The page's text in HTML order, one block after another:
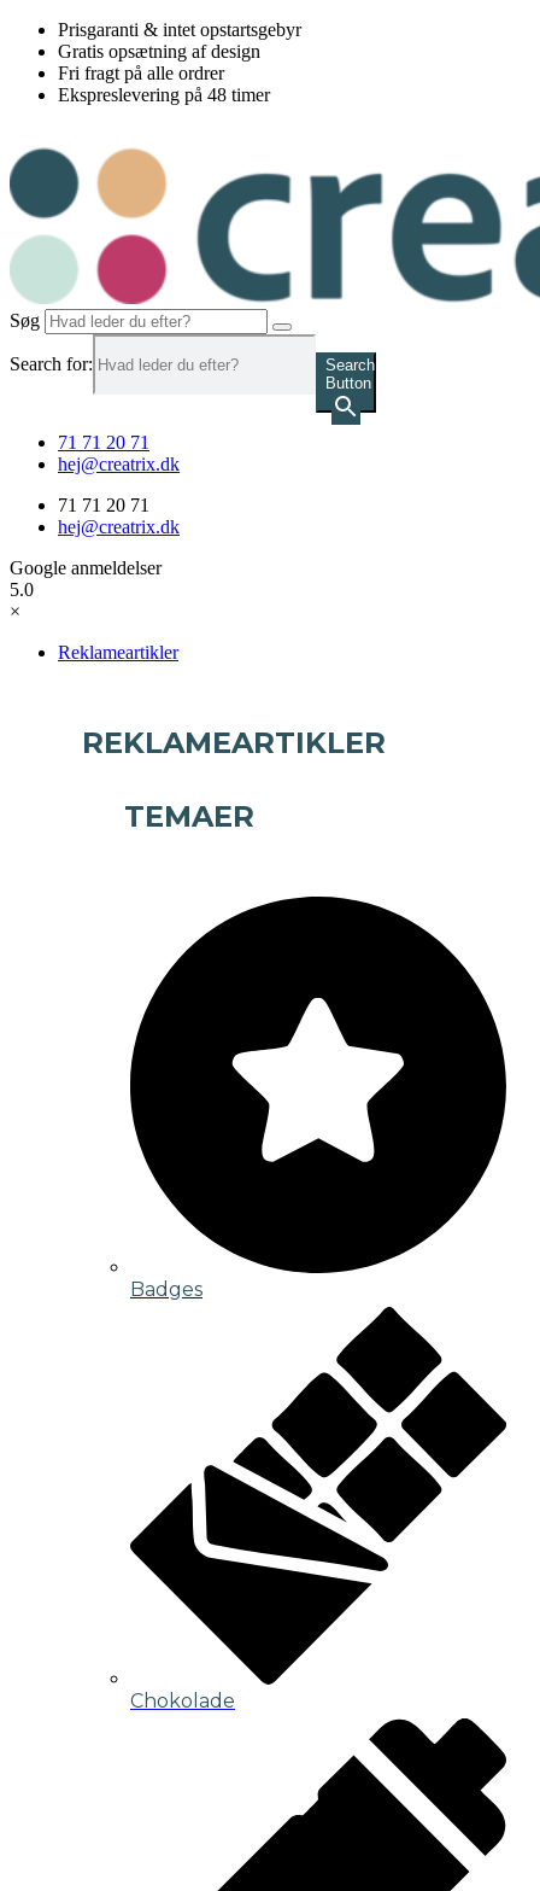
Videre
indhold
Prisgaranti & intet opstartsgebyr
Gratis opsætning af design
Fri fragt på alle ordrer
Ekspreslevering på 48 timer
Søg
Search for:
Search
Button
71 71 20 71
hej@creatrix.dk
71 71 20 71
hej@creatrix.dk
Google anmeldelser
5.0
×
Reklameartikler
REKLAMEARTIKLER
TEMAER
Badges
Chokolade